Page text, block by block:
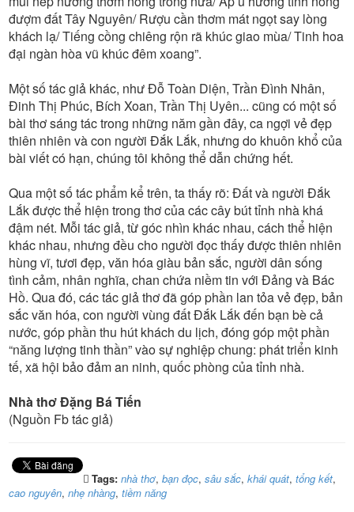
đượm đất Tây Nguyên/ Rượu cần thơm mát ngọt say lòng
khách lạ/ Tiếng cồng chiêng rộn rã khúc giao mùa/ Tinh hoa
đại ngàn hòa vũ khúc đêm xoang”.
Một số tác giả khác, như Đỗ Toàn Diện, Trần Đình Nhân,
Đinh Thị Phúc, Bích Xoan, Trần Thị Uyên... cũng có một số
bài thơ sáng tác trong những năm gần đây, ca ngợi vẻ đẹp
thiên nhiên và con người Đắk Lắk, nhưng do khuôn khổ của
bài viết có hạn, chúng tôi không thể dẫn chứng hết.
Qua một số tác phẩm kể trên, ta thấy rõ: Đất và người Đắk
Lắk được thể hiện trong thơ của các cây bút tỉnh nhà khá
đậm nét. Mỗi tác giả, từ góc nhìn khác nhau, cách thể hiện
khác nhau, nhưng đều cho người đọc thấy được thiên nhiên
hùng vĩ, tươi đẹp, văn hóa giàu bản sắc, người dân sống
tình cảm, nhân nghĩa, chan chứa niềm tin với Đảng và Bác
Hồ. Qua đó, các tác giả thơ đã góp phần lan tỏa vẻ đẹp, bản
sắc văn hóa, con người vùng đất Đắk Lắk đến bạn bè cả
nước, góp phần thu hút khách du lịch, đóng góp một phần
“năng lượng tinh thần” vào sự nghiệp chung: phát triển kinh
tế, xã hội bảo đảm an ninh, quốc phòng của tỉnh nhà.
Nhà thơ Đặng Bá Tiến
(Nguồn Fb tác giả)
Tags: nhà thơ, bạn đọc, sâu sắc, khái quát, tổng kết,
cao nguyên, nhẹ nhàng, tiềm năng